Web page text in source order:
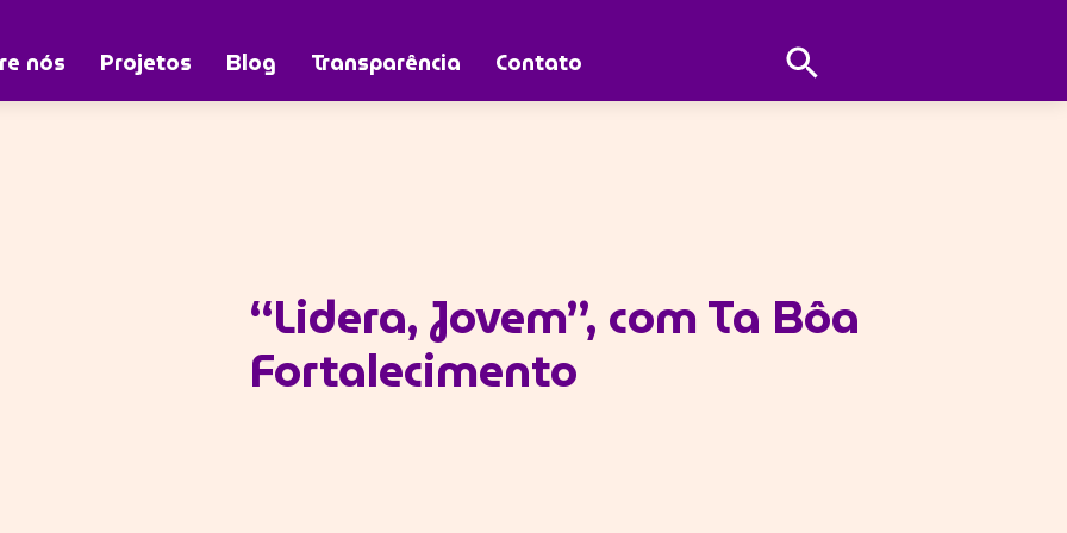
nós Projetos Blog Transparência Contato
Abrir
Pesquisa
“Lidera, Jovem”, com Ta Bôa
Fortalecimento